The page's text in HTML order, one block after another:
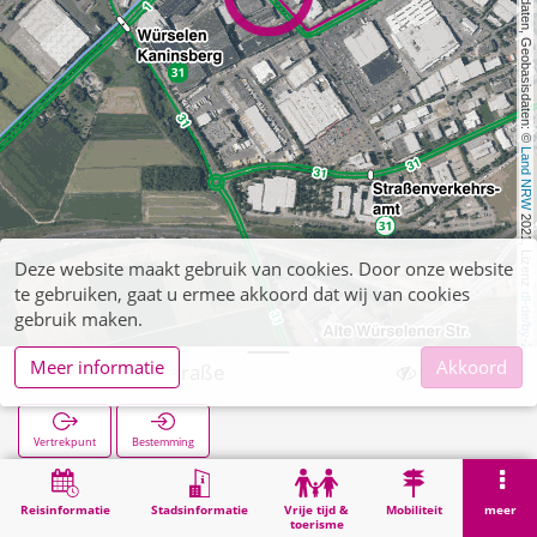
, Kartendaten, Geobasisdaten: ©
Land NRW
2021, Lizenz
dl-de/by-2-0
Reisinformatie Stadsinformatie
Vrije tijd &
toerisme
Mobiliteit meer
De-Gasperi-Straße
Vertrekpunt Bestemming
Zoekopracht De-Gasperi-Straße
Deze website maakt gebruik van cookies. Door onze website
te gebruiken, gaat u ermee akkoord dat wij van cookies
gebruik maken.
Meer informatie
Akkoord